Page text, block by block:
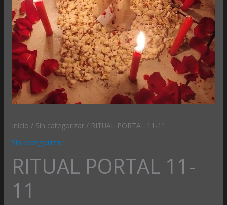
Inicio / Sin categorizar / RITUAL PORTAL 11-11
Sin categorizar
RITUAL PORTAL 11-
11